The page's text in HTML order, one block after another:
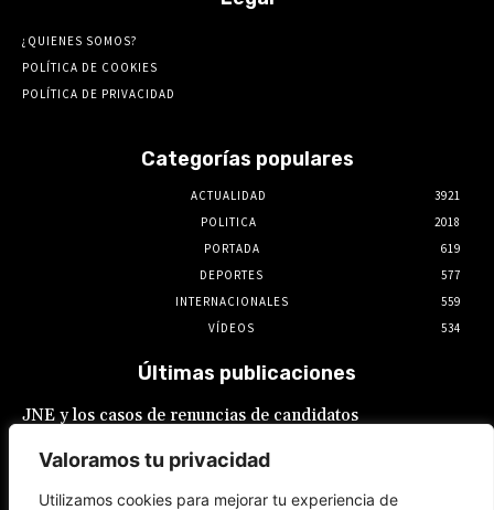
Valoramos tu privacidad
Utilizamos cookies para mejorar tu experiencia de
¿QUIENES SOMOS?
POLÍTICA DE COOKIES
POLÍTICA DE PRIVACIDAD
Categorías populares
ACTUALIDAD
3921
POLITICA
2018
PORTADA
619
DEPORTES
577
INTERNACIONALES
559
VÍDEOS
534
Últimas publicaciones
JNE y los casos de renuncias de candidatos
Constitución está por encima del reglamento